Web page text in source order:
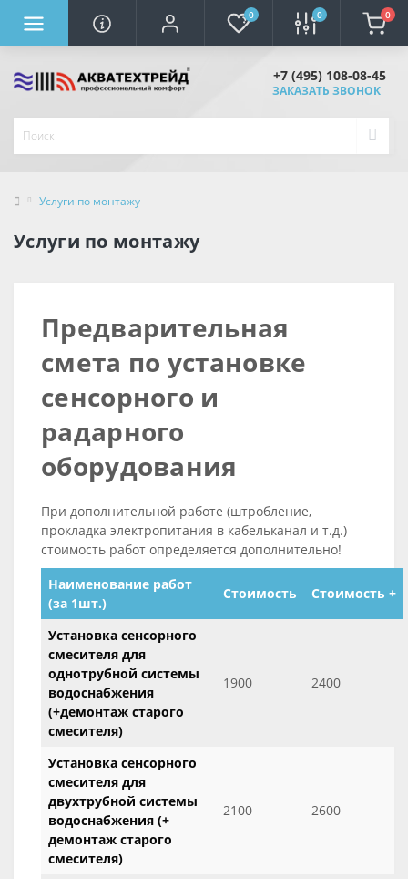
0 0 0
+7 (495) 108-08-45
ЗАКАЗАТЬ ЗВОНОК
Услуги по монтажу
Услуги по монтажу
Предварительная
смета по установке
сенсорного и
радарного
оборудования
При дополнительной работе (штробление,
прокладка электропитания в кабельканал и т.д.)
стоимость работ определяется дополнительно!
Наименование работ
(за 1шт.)
Стоимость Стоимость +
Установка сенсорного
смесителя для
однотрубной системы
водоснабжения
(+демонтаж старого
смесителя)
1900 2400
Установка сенсорного
смесителя для
двухтрубной системы
водоснабжения (+
демонтаж старого
смесителя)
2100 2600